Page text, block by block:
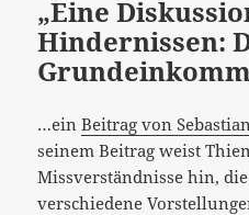
„Eine
Hindernissen:
…einBeitrag von
seinem Beitrag weist
Missverständnisse hin,
verschiedene